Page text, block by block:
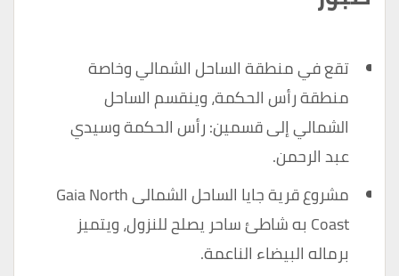
تقع في منطقة الساحل الشمالي وخاصة
منطقة رأس الحكمة، وينقسم الساحل
الشمالي إلى قسمين: رأس الحكمة وسيدي
عبد الرحمن.
مشروع قرية جايا الساحل الشمالى Gaia North
Coast به شاطئ ساحر يصلح للنزول، ويتميز
برماله البيضاء الناعمة.